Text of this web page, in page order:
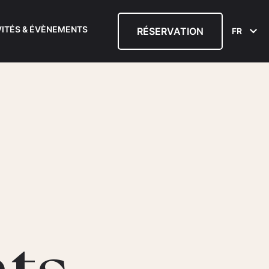
& ÉVÈNEMENTS RÉSERVATION FR